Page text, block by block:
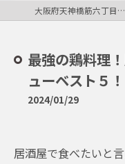
大阪府天神橋筋六丁目の居酒屋なら鶏居酒屋pao福
最強の鶏料理
ューベスト５！
2024/01/29
居酒屋で食べたいと